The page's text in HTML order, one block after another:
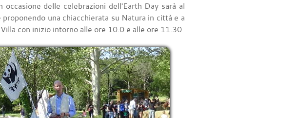
delle celebrazioni dell'Earth Day sarà al
una chiacchierata su Natura in città e a
con inizio intorno alle ore 10.0 e alle ore 11.30